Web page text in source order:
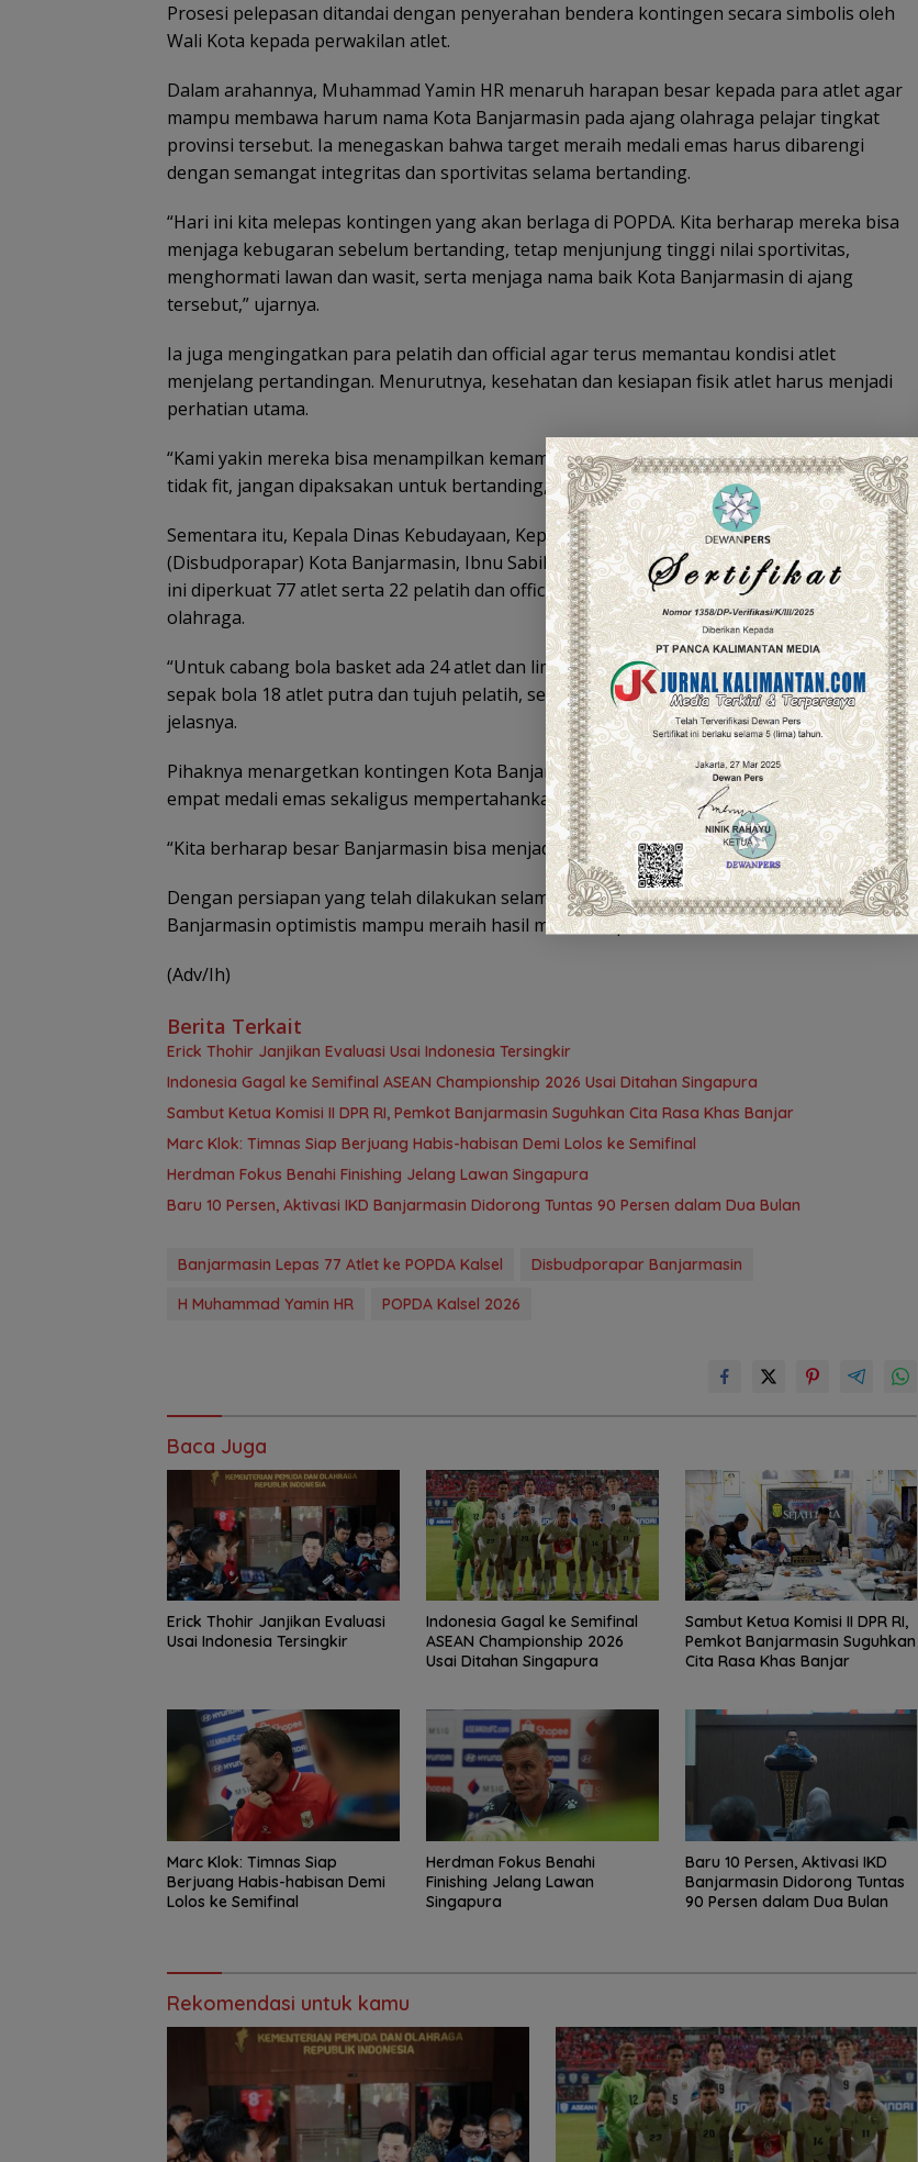
Prosesi pelepasan ditandai dengan penyerahan bendera kontingen secara simbolis oleh
Wali Kota kepada perwakilan atlet.
Dalam arahannya, Muhammad Yamin HR menaruh harapan besar kepada para atlet agar
mampu membawa harum nama Kota Banjarmasin pada ajang olahraga pelajar tingkat
provinsi tersebut. Ia menegaskan bahwa target meraih medali emas harus dibarengi
dengan semangat integritas dan sportivitas selama bertanding.
“Hari ini kita melepas kontingen yang akan berlaga di POPDA. Kita berharap mereka bisa
menjaga kebugaran sebelum bertanding, tetap menjunjung tinggi nilai sportivitas,
menghormati lawan dan wasit, serta menjaga nama baik Kota Banjarmasin di ajang
tersebut,” ujarnya.
Ia juga mengingatkan para pelatih dan official agar terus memantau kondisi atlet
menjelang pertandingan. Menurutnya, kesehatan dan kesiapan fisik atlet harus menjadi
perhatian utama.
“Kami yakin mereka bisa menampilkan kemampuan terbaik. Namun apabila kondisinya
tidak fit, jangan dipaksakan untuk bertanding,” pesannya.
Sementara itu, Kepala Dinas Kebudayaan, Kepemudaan, Olahraga, dan Pariwisata
(Disbudporapar) Kota Banjarmasin, Ibnu Sabil, menjelaskan kontingen Banjarmasin tahun
ini diperkuat 77 atlet serta 22 pelatih dan official yang akan bertanding pada empat cabang
olahraga.
“Untuk cabang bola basket ada 24 atlet dan lima pelatih, bola voli 23 atlet dan lima pelatih,
sepak bola 18 atlet putra dan tujuh pelatih, serta sepak takraw 12 atlet dan lima pelatih,”
jelasnya.
Pihaknya menargetkan kontingen Kota Banjarmasin mampu membawa pulang sedikitnya
empat medali emas sekaligus mempertahankan tradisi prestasi di ajang POPDA.
“Kita berharap besar Banjarmasin bisa menjadi juara umum,” tegasnya.
Dengan persiapan yang telah dilakukan selama beberapa bulan terakhir, kontingen Kota
Banjarmasin optimistis mampu meraih hasil maksimal pada POPDA Kalsel 2026.
(Adv/Ih)
Berita Terkait
Erick Thohir Janjikan Evaluasi Usai Indonesia Tersingkir
Indonesia Gagal ke Semifinal ASEAN Championship 2026 Usai Ditahan Singapura
Sambut Ketua Komisi II DPR RI, Pemkot Banjarmasin Suguhkan Cita Rasa Khas Banjar
Marc Klok: Timnas Siap Berjuang Habis-habisan Demi Lolos ke Semifinal
Herdman Fokus Benahi Finishing Jelang Lawan Singapura
Baru 10 Persen, Aktivasi IKD Banjarmasin Didorong Tuntas 90 Persen dalam Dua Bulan
Banjarmasin Lepas 77 Atlet ke POPDA Kalsel
Disbudporapar Banjarmasin
H Muhammad Yamin HR
POPDA Kalsel 2026
Baca Juga
Erick Thohir Janjikan Evaluasi
Usai Indonesia Tersingkir
Indonesia Gagal ke Semifinal
ASEAN Championship 2026
Usai Ditahan Singapura
Sambut Ketua Komisi II DPR RI,
Pemkot Banjarmasin Suguhkan
Cita Rasa Khas Banjar
Marc Klok: Timnas Siap
Berjuang Habis-habisan Demi
Lolos ke Semifinal
Herdman Fokus Benahi
Finishing Jelang Lawan
Singapura
Baru 10 Persen, Aktivasi IKD
Banjarmasin Didorong Tuntas
90 Persen dalam Dua Bulan
Rekomendasi untuk kamu